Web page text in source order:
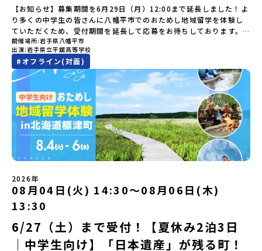
徒一人ひとりの夢や価値観に合った地域・学校で1〜3年間過ごすこ
とができるシステム「地域みらい留学」をはじめとした、教育事業
や地域活性モデルをつくり続けています。名 称：一般財団法人地
域・教育魅力化プラットフォーム設 立：2017年3月代表者：岩本
悠所在地：〒690-0842 島根県松江市東本町二丁目25-6 みらい
BASE2階 その他所在地公式HP：http://c-platform.or.jp/お問い
合わせ先担当：小川・小原E-mail：info@miratabi.jp「おためし
地域留学体験」のプログラム開催情報を公式LINEにて配信中！ぜひ
ご登録ください♪地域みらい留学公式LINE
時： 5月7日(木) 19：00〜19：40内 容： 平取町ってどんなとこ
ろ？、プログラム詳細解説、質疑応答お申し込み：https://c-
mirai.jp/events/002112どちらの説明会でも、お気軽にどうぞ！
「はじめての一人旅だけど大丈夫？」「どんな体験ができるの？」
そんな保護者様の不安や、中学生のみなさんの素朴な疑問にスタッ
フが直接お答えします。チャットでの質問も可能ですので、ぜひご
自宅からリラックスしてご参加ください。▼お申し込み前に必ずご
確認ください・参加規約への同意プログラムへの参加申し込みいた
だく前に、「お申し込みに関する各規約」への同意が必須となりま
す。ご確認ください。・抽選による参加者決定についてお申込みい
ただいた方の中から抽選の上、締め切り日から1週間を目途に、お申
し込み時に記入いただいたメールアドレス宛に「当選／落選メー
ル」をお送りいたします。当選者は、メールに記載された「当選確
認フォーム」に３日以内に回答いただき、確認フォームの提出をも
にご回答いただけない場合は、当選を取り消しとさせていただきま
す。当選取り消しがあった場合は、繰り上げ当選者へご連絡させて
いただきます。登録メールアドレスの変更をご希望の場合は下記の
地域みらい留学公式LINEよりご連絡をお願いします。※受信制限設
定をしていると、通知メールをお受け取りいただけません。その場
合は、「@miratabi.jp」からのメールを受信できるよう設定をお願
いいたします。※結果に関する個別のお問合せにはお答えしており
【開催場所】北海道大樹町（たいきちょう）【実施日程】7月28日
(火)〜 7月30日(木)※参加が確定した方には6月19日(金) 18：30～
20：00に「参加者向け事前オンライン研修」をご案内する予定で
す。必ず参加をお願いします。【集合場所・時間】7月28日(火)
13：00 とかち帯広空港※13：00までにとかち帯広空港に到着する
便で手配ください。【解散場所・時間】7月30日(木) 15：00頃 とか
ち帯広空港※16：00以降にとかち帯広空港を出発する便で手配くだ
さい。【対象】中学2年生、中学3年生【宿泊先】大樹町ワーキング
ステイ住宅※1室に複数(同性2～4名程度)で宿泊いただく予定です。
【旅行代金】無料※旅行代金に含まれる費用のうち、以下の内容が
無料となります：・宿泊費（2泊分）・プログラム内のアクティビテ
ィ・体験費用・一部の食事代*以下の費用は参加者のご負担となりま
す・集合場所までの往復交通費・お土産代や自由時間の個人飲食費
などの個人的費用【募集人数】最大10名（お申し込み多数の場合は
抽選の上決定）【参加者決定】お申し込み多数の場合は、締め切り
間】申込期間が延長になりました！5月7日(木)12：00 から 6月4日
(木) 12：00まで疑問も不安もワクワクに変える！「おためし地域留
学」ステップアップ説明会プログラムの内容を詳しく知りたい方
や、お申し込みを迷われている方向けにZoomでのオンライン配信
を行います。知りたい情報のレベルに合わせて、以下の2つのステッ
プをご活用ください。【STEP 1】全体オンライン説明会（アーカイ
ブ動画を公開中！）〜まずは「おためし地域留学」を知りたい方
りダイブしたり、全国から集まった仲間や地元の高校生、地域の方
たちとワイワイBBQや夕ごはんづくりは一生の思い出になるはず！
ちょっとドキドキするけど、楽しい！に出会う3日間。熱気あふれる
出水市の冒険に飛び込んでみませんか？体験のおすすめポイント体
験プログラム内容（予定）＜1日目＞（PM）「オリエンテーショ
ン・自己紹介ワーク」「みんなで海遊び！」 -心をほぐして、出水
に飛び込む！海を満喫しよう！「みんなで夕食」「1日目の振り返り
会」＜2日目＞（AM）「出水工業高校のオープンスクールに参
加」 -高校見学 -授業体験（PM）「学校のことを深く知る・もの
づくりにチャレンジ！」 -各学科を実際に体験する -ものづくり
にチャレンジ -竹灯籠づくりを創って灯りをともす「みんなで
BBQ」「2日目の振り返り会」＜3日目＞（AM）「3日間の振り返り
ワーク」 -みんなで振り返り対話（PM） 13:00頃 解散（出水駅）
※天候の状況や参加人数によってプログラムを変更する場合がござ
（月）〜 8月5日（水）※参加が確定した方には7月7日(火) 18:30-
20:00に「参加者向け事前オンライン会」をご案内する予定です。必
ず参加をお願いします。【集合場所・時間】出水駅 8月3日(月)
13:30 集合【解散場所・時間】出水駅 8月5日(水) 12:00 解散【対
象】中学生2～3年生【宿泊先】現在調整中※1室に複数名(同性)で宿
泊いただく予定です。【旅行代金】無料※旅行代金に含まれる費用
のうち、以下の内容が無料となります：・宿泊費（2泊分）・プログ
【お知らせ】募集期間を6月29日（月）12:00まで延長しました！よ
り多くの中学生の皆さんに八幡平市でのおためし地域留学を体験し
ていただくため、受付期間を延長して応募をお待ちしております。
「申し込みのタイミングを逃してしまった」という方も、この機会
にぜひ一歩踏み出してみませんか？※都合により締め切りを早める
場合がございます。お早目にご応募ください！＜体験費・宿泊費が
無料＞緑があふれる大自然の町へ！世界でここでしかできない「自
然×アートの融合体験」や「自然クラフト」を楽しんでみません
か？「大自然や文化体験が好き！興味がある！」「その地域にしか
ない郷土料理を味わってみたい！」「地元以外の暮らしや文化が気
になる。いつか留学してみたい！」そんな中学生のみなさんにおす
すめ！「おためし地域留学体験」は、日本全国約200の高校と連携し
ながら地域の枠を超えて学校生活を送ることができる「地域みらい
留学」をプチ体験できるプログラムです。はじめてでも安心！現地
ではスタッフがしっかりとサポートいたします。今回のフィールド
は「岩手県八幡平市（はちまんたいし）」岩手県八幡平市（はちま
んたいし）は北西部にあり、秋田県との県境にある自然豊かな町で
す。町の約83％は「森林」！標高1,000mを超える山岳地帯や高原
もあり緑が豊かな大自然を感じることができ、新緑、山菜の春、花
の夏、紅葉の秋、スキーや樹氷の冬と四季ごとに美しい景色を見る
ことのできるユニークな町です。「十和田八幡平（とわだはちまん
たい）国立公園」では登山やトレッキング、「安比高原（あっぴこ
開催場所 岩手県八幡平市
出演 岩手県立平舘高等学校
#オフライン(対面)
2026年
08月04日(火) 14:30〜08月06日(木)
13:30
6/27（土）まで受付！【夏休み2泊3日
｜中学生向け】「日本遺産」が残る町！